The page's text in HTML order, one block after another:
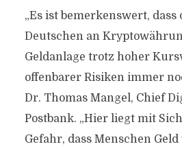
„Es ist bemerkenswert, dass
Deutschen an
Geldanlage trotz hoher
offenbarer Risiken immer
Dr. Thomas Mangel, Chief
Postbank. „Hier liegt mit
Gefahr, dass Menschen